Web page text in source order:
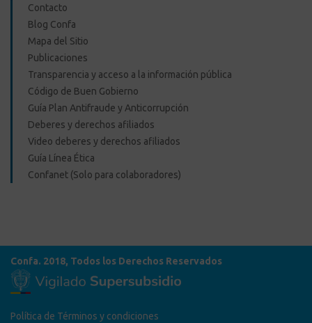
Contacto
Blog Confa
Mapa del Sitio
Publicaciones
Transparencia y acceso a la información pública
Código de Buen Gobierno
Guía Plan Antifraude y Anticorrupción
Deberes y derechos afiliados
Video deberes y derechos afiliados
Guía Línea Ética
Confanet (Solo para colaboradores)
Confa. 2018, Todos los Derechos Reservados
Política de Términos y condiciones